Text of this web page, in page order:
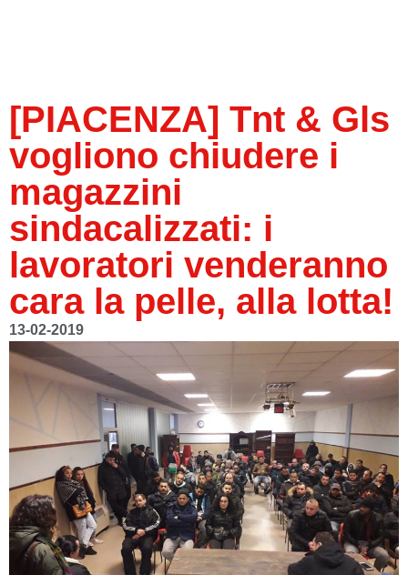
[PIACENZA] Tnt & Gls
vogliono chiudere i
magazzini
sindacalizzati: i
lavoratori venderanno
cara la pelle, alla lotta!
13-02-2019